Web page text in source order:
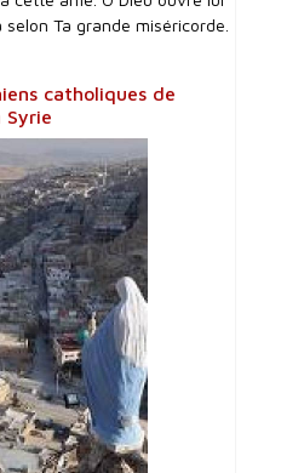
Ta grande miséricorde.
catholiques de
Syrie